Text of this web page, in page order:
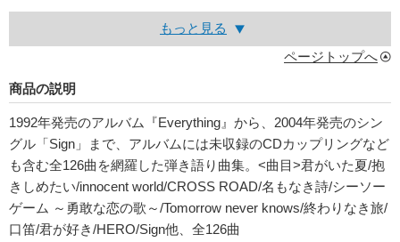
もっと見る
ページトップへ
商品の説明
1992年発売のアルバム『Everything』から、2004年発売のシン
グル「Sign」まで、アルバムには未収録のCDカップリングなど
も含む全126曲を網羅した弾き語り曲集。<曲目>君がいた夏/抱
きしめたい/innocent world/CROSS ROAD/名もなき詩/シーソー
ゲーム ～勇敢な恋の歌～/Tomorrow never knows/終わりなき旅/
口笛/君が好き/HERO/Sign他、全126曲